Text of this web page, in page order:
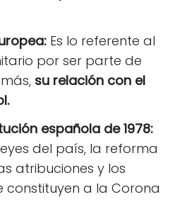
Es lo referente al
por ser parte de
su relación con el
española de 1978:
del país, la reforma
atribuciones y los
constituyen a la Corona